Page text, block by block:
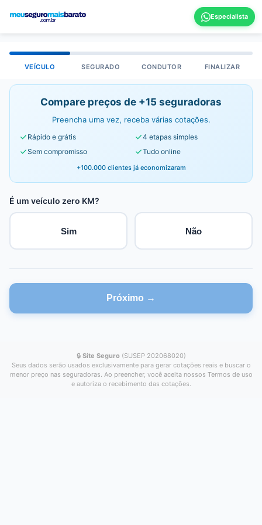
VEÍCULO SEGURADO CONDUTOR FINALIZAR
Compare preços de +15 seguradoras
Preencha uma vez, receba várias cotações.
Rápido e grátis
4 etapas simples
Sem compromisso
Tudo online
+100.000 clientes já economizaram
É um veículo zero KM?
Sim Não
Próximo →
🔒 Site Seguro (SUSEP 202068020)
Seus dados serão usados exclusivamente para gerar cotações reais e buscar o
menor preço nas seguradoras. Ao preencher, você aceita nossos Termos de uso
e autoriza o recebimento das cotações.